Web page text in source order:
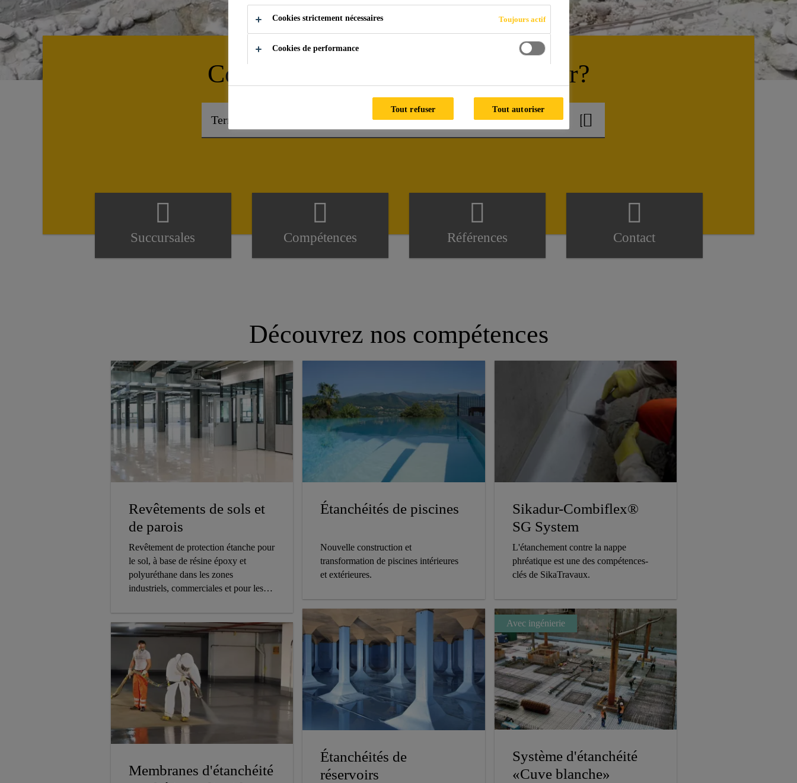
Comment pouvons-nous vous aider?
Succursales Compétences Références Contact
Découvrez nos compétences
Revêtements de sols et
de parois
Revêtement de protection étanche pour
le sol, à base de résine époxy et
polyuréthane dans les zones
industriels, commerciales et pour les
Étanchéités de piscines
Nouvelle construction et
transformation de piscines intérieures
et extérieures.
Sikadur-Combiflex®
SG System
L'étanchement contre la nappe
phréatique est une des compétences-
clés de SikaTravaux.
Membranes d'étanchéité
Étanchéités de
réservoirs
Système d'étanchéité
«Cuve blanche»
Avec ingénierie
Cookies strictement nécessaires Toujours actif
Cookies de performance
Tout refuser Tout autoriser